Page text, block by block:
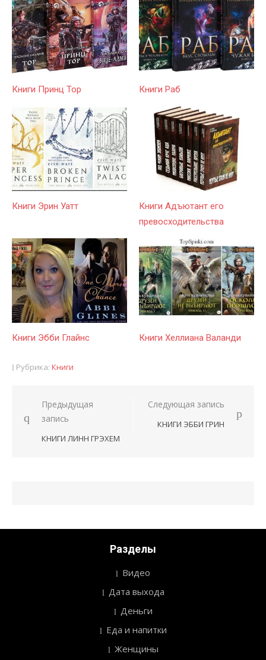
Книги Принц Тор Книги Раб
Книги Эрин Уатт
Книги Адъютант его
превосходительства
Книги Эбби Глайнс Книги Хеллиана Валанди
Рубрика: Книги
Навигация
Предыдущая
запись
КНИГИ ЛИНН ГРЭХЕМ
Следующая запись
КНИГИ ЭББИ ГРИН
Разделы
Видео
Дата выхода
Деньги
Еда и напитки
Женщины